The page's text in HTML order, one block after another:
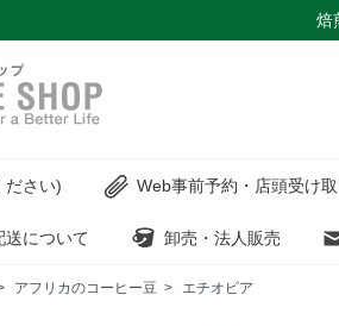
焙
ださい) Web事前予約・店頭受け取
送について 卸売・法人販売
アフリカのコーヒー豆 > エチオピア